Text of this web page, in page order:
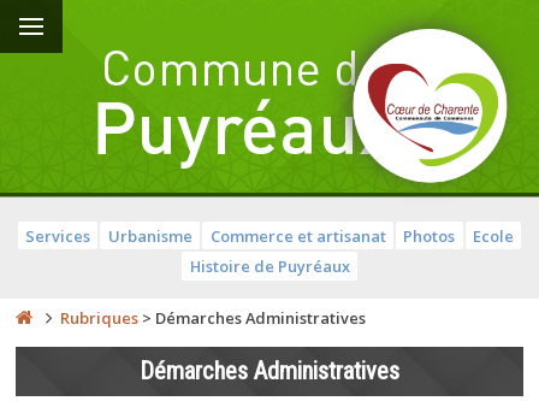
Services Urbanisme Commerce et artisanat Photos
Ecole
Histoire de Puyréaux
Rubriques > Démarches Administratives
Démarches Administratives